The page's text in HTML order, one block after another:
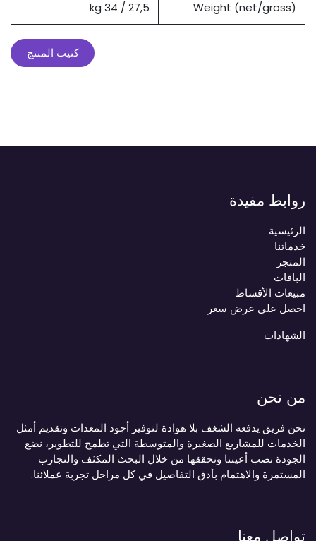
Weight (net/gross)
27,5 / 34 kg
كتيب المنتج
روابط مفيدة
الرئيسية
خدماتنا
المتجر
الباقات
مبيعات الأقساط
احصل على عرض سعر
الشهادات
من نحن
نحن فريق يدفعه الشغف بلا هوادة لتوفير أجود المعدات وتقديم أمثل
الخدمات للمشاريع الصغيرة والمتوسطة التي تطمح للتطوير، نضع
الجودة نصب أعيننا ونحققها من خلال البحث المكثف والتجارب
المستمرة والاهتمام بأدق التفاصيل في كل مراحل تجربة عملائنا.
تواصل معنا